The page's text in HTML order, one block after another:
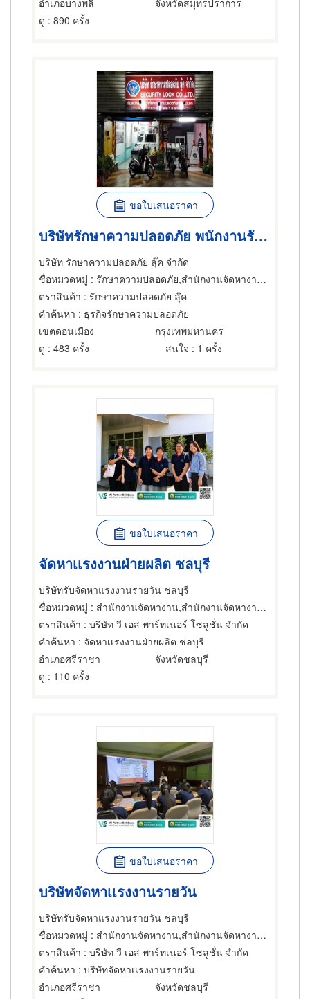
อำเภอบางพลี
จังหวัดสมุทรปราการ
ดู : 890 ครั้ง
ขอใบเสนอราคา
บริษัทรักษาความปลอดภัย พนักงานรักษาความปลอดภัย ยาม
บริษัท รักษาความปลอดภัย ลุ๊ค จำกัด
ชื่อหมวดหมู่ : รักษาความปลอดภัย,สำนักงานจัดหางาน,บริษัทรักษาความปลอดภัย
ตราสินค้า : รักษาความปลอดภัย ลุ๊ค
คำค้นหา : ธุรกิจรักษาความปลอดภัย
เขตดอนเมือง
กรุงเทพมหานคร
ดู : 483 ครั้ง สนใจ : 1 ครั้ง
ขอใบเสนอราคา
จัดหาเเรงงานฝ่ายผลิต ชลบุรี
บริษัทรับจัดหาแรงงานรายวัน ชลบุรี
ชื่อหมวดหมู่ : สำนักงานจัดหางาน,สำนักงานจัดหางาน,สำนักงานจัดหางาน
ตราสินค้า : บริษัท วี เอส พาร์ทเนอร์ โซลูชั่น จำกัด
คำค้นหา : จัดหาเเรงงานฝ่ายผลิต ชลบุรี
อำเภอศรีราชา
จังหวัดชลบุรี
ดู : 110 ครั้ง
ขอใบเสนอราคา
บริษัทจัดหาเเรงงานรายวัน
บริษัทรับจัดหาแรงงานรายวัน ชลบุรี
ชื่อหมวดหมู่ : สำนักงานจัดหางาน,สำนักงานจัดหางาน,สำนักงานจัดหางาน
ตราสินค้า : บริษัท วี เอส พาร์ทเนอร์ โซลูชั่น จำกัด
คำค้นหา : บริษัทจัดหาเเรงงานรายวัน
อำเภอศรีราชา
จังหวัดชลบุรี